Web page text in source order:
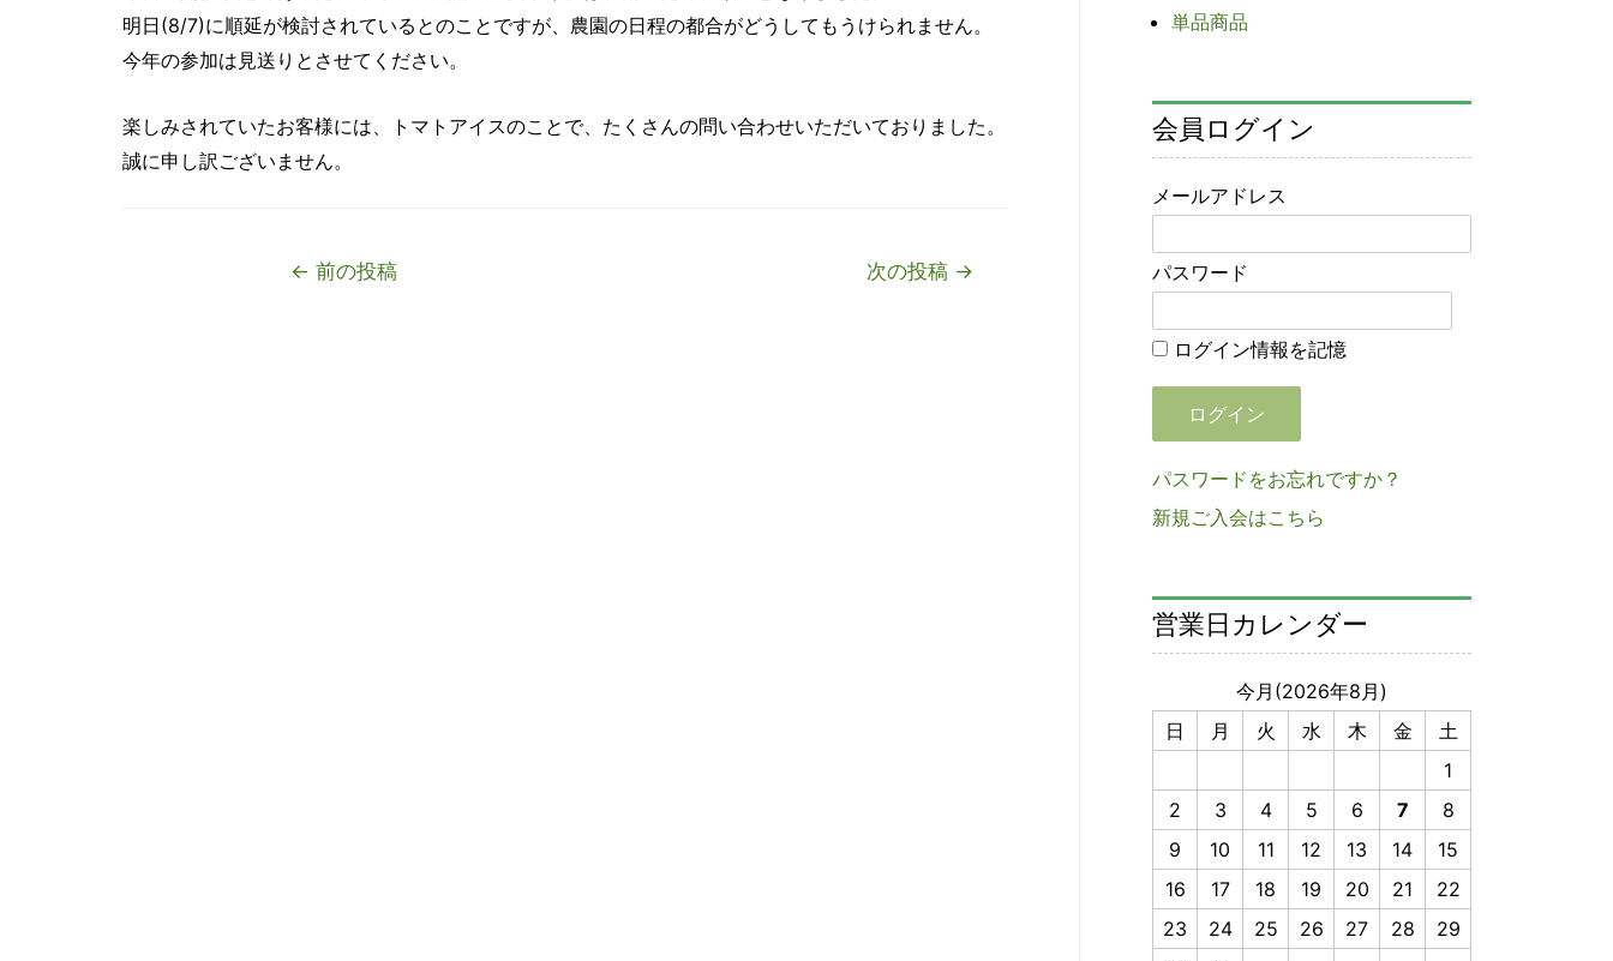
明日(8/7)に順延が検討されているとのことですが、農園の日程の都合がどうしてもうけられません。
今年の参加は見送りとさせてください。
楽しみされていたお客様には、トマトアイスのことで、たくさんの問い合わせいただいておりました。
誠に申し訳ございません。
← 前の投稿 次の投稿 →
単品商品
会員ログイン
メールアドレス
パスワード
ログイン情報を記憶
パスワードをお忘れですか？
新規ご入会はこちら
営業日カレンダー
今月(2026年8月)
日
月 火 水 木 金
土
1
2
3 4 5 6 7
8
9
10 11 12 13 14
15
16
17 18 19 20 21
22
23
24 25 26 27 28
29